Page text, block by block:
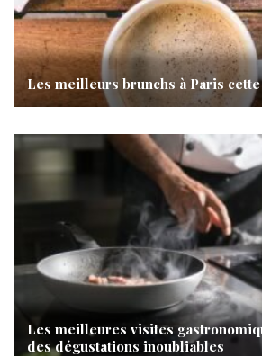
Les meilleurs brunchs à Paris cette
Les meilleures visites
des dégustations inoubliables